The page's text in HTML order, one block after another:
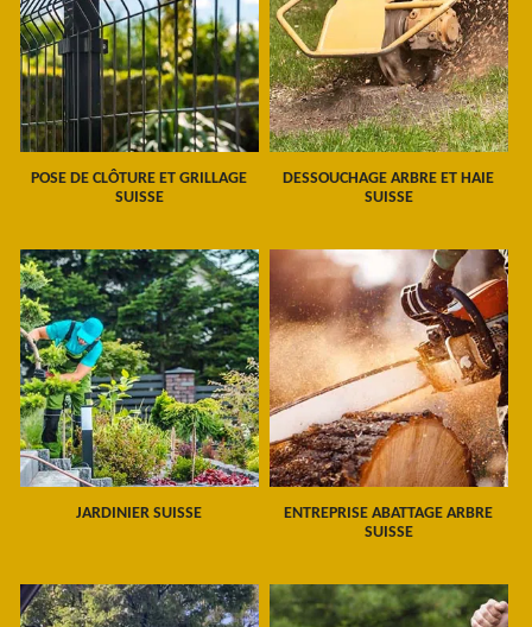
POSE DE CLÔTURE ET GRILLAGE
SUISSE
DESSOUCHAGE ARBRE ET HAIE
SUISSE
JARDINIER SUISSE
ENTREPRISE ABATTAGE ARBRE
SUISSE